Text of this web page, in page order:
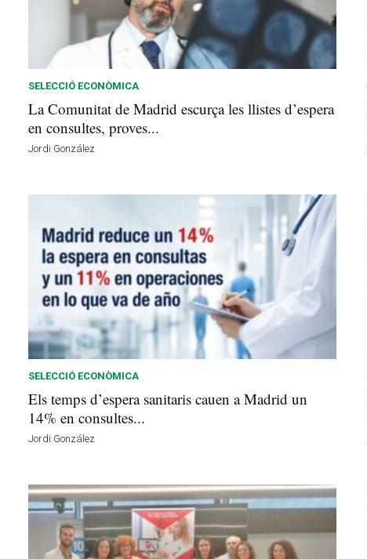
SELECCIÓ ECONÒMICA
La Comunitat de Madrid escurça les llistes d’espera
en consultes, proves...
Jordi González
SELECCIÓ ECONÒMICA
Els temps d’espera sanitaris cauen a Madrid un
14% en consultes...
Jordi González